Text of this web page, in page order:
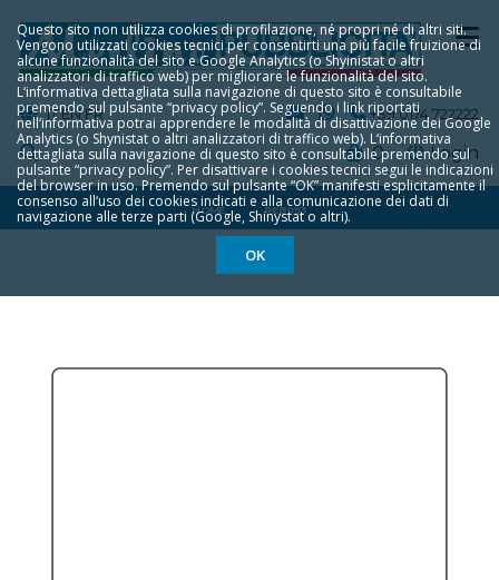
Questo sito non utilizza cookies di profilazione, né propri né di altri siti.
Vengono utilizzati cookies tecnici per consentirti una più facile fruizione di
alcune funzionalità del sito e Google Analytics (o Shyinistat o altri
analizzatori di traffico web) per migliorare le funzionalità del sito.
L‘informativa dettagliata sulla navigazione di questo sito è consultabile
premendo sul pulsante “privacy policy”. Seguendo i link riportati
nell‘informativa potrai apprendere le modalità di disattivazione dei Google
Analytics (o Shynistat o altri analizzatori di traffico web). L‘informativa
dettagliata sulla navigazione di questo sito è consultabile premendo sul
pulsante “privacy policy”. Per disattivare i cookies tecnici segui le indicazioni
del browser in uso. Premendo sul pulsante “OK” manifesti esplicitamente il
consenso all‘uso dei cookies indicati e alla comunicazione dei dati di
navigazione alle terze parti (Google, Shinystat o altri).
OK
IT EN FR +39 0174 722222
Login
0
HOME REB093